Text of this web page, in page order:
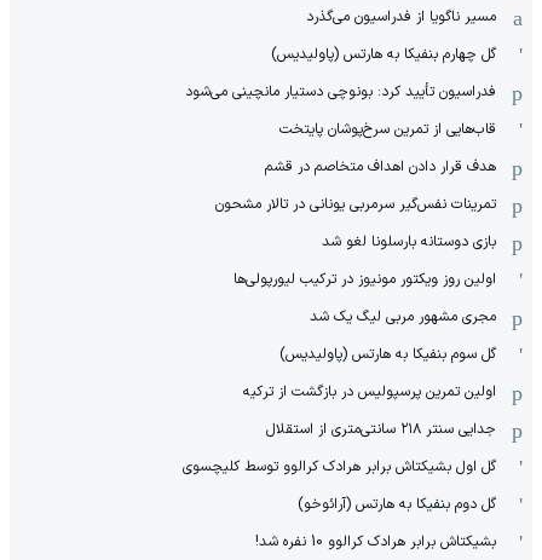
مسیر ناگویا از فدراسیون می‌گذرد
گل چهارم بنفیکا به هارتس (پاولیدیس)
فدراسیون تأیید کرد: بونوچی دستیار مانچینی می‌شود
قاب‌هایی از تمرین سرخ‌پوشان پایتخت
هدف قرار دادن اهداف متخاصم در قشم
‏تمرینات نفس‌گیر سرمربی یونانی در تالار مشحون
بازی دوستانه بارسلونا لغو شد
اولین روز ویکتور مونیوز در ترکیب لیورپولی‌ها
مجری مشهور مربی لیگ یک شد
گل سوم بنفیکا به هارتس (پاولیدیس)
اولین تمرین پرسپولیس در بازگشت از ترکیه
جدایی سنتر ۲۱۸ سانتی‌متری از استقلال
گل اول بشیکتاش برابر هرادک کرالوو توسط کلیچسوی
گل دوم بنفیکا به هارتس (آرائوخو)
بشیکتاش برابر هرادک کرالوو 10 نفره شد!